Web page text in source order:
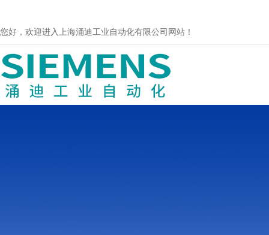
您好，欢迎进入上海涌迪工业自动化有限公司网站！